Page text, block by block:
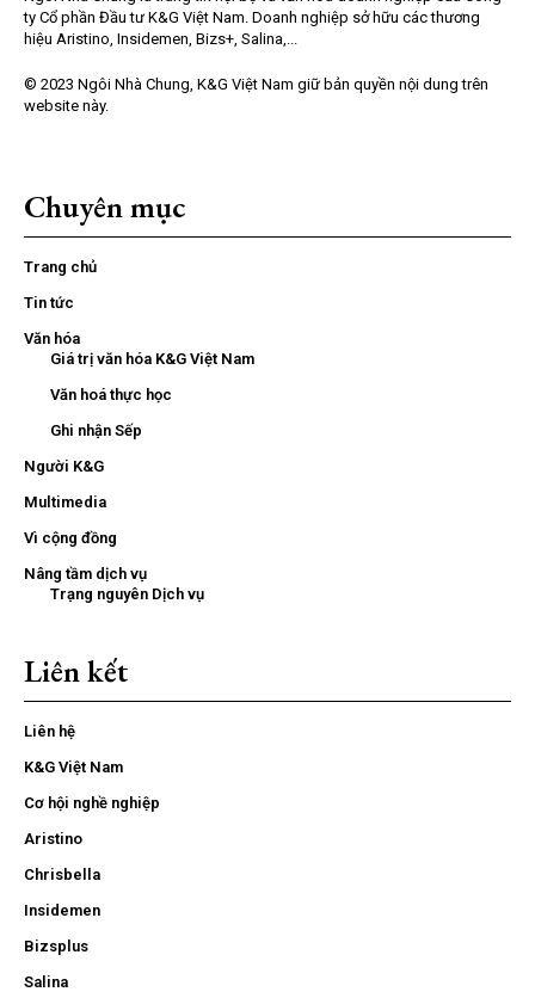
ty Cổ phần Đầu tư K&G Việt Nam. Doanh nghiệp sở hữu các thương
hiệu Aristino, Insidemen, Bizs+, Salina,...
© 2023 Ngôi Nhà Chung, K&G Việt Nam giữ bản quyền nội dung trên
website này.
Chuyên mục
Trang chủ
Tin tức
Văn hóa
Giá trị văn hóa K&G Việt Nam
Văn hoá thực học
Ghi nhận Sếp
Người K&G
Multimedia
Vì cộng đồng
Nâng tầm dịch vụ
Trạng nguyên Dịch vụ
Liên kết
Liên hệ
K&G Việt Nam
Cơ hội nghề nghiệp
Aristino
Chrisbella
Insidemen
Bizsplus
Salina